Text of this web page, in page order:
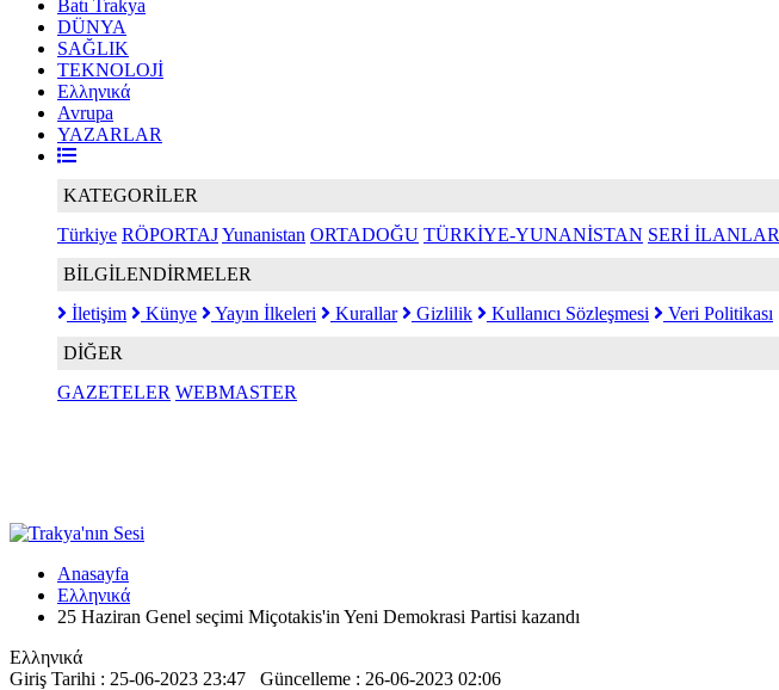
Batı Trakya
DÜNYA
SAĞLIK
TEKNOLOJİ
Ελληνικά
Avrupa
YAZARLAR
KATEGORİLER
Türkiye RÖPORTAJYunanistan ORTADOĞU TÜRKİYE-YUNANİSTAN SERİ İLANLAR
BİLGİLENDİRMELER
İletişim
Künye Yayın İlkeleri Kurallar Gizlilik Kullanıcı Sözleşmesi
Veri Politikası
DİĞER
GAZETELER WEBMASTER
Anasayfa
Ελληνικά
25 Haziran Genel seçimi Miçotakis'in Yeni Demokrasi Partisi kazandı
Ελληνικά
Giriş Tarihi : 25-06-2023 23:47 Güncelleme : 26-06-2023 02:06